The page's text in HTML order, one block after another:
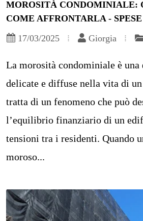
MOROSITÀ CONDOMINIALE:
COME AFFRONTARLA -
17/03/2025
Giorgia
La morosità condominiale è
delicate e diffuse nella vita di
tratta di un fenomeno che può
l’equilibrio finanziario di un
tensioni tra i residenti. Quando
moroso...